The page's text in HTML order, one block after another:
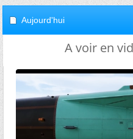
Aujourd'hui
A voir en